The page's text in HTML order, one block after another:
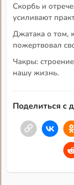
Скорбь и
усиливают
Джатака о том,
пожертвовал
Чакры:
нашу жизнь.
Поделиться с